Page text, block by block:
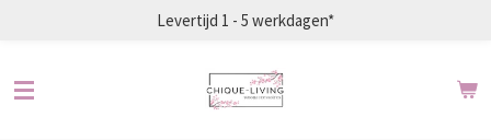
de
Levertijd 1 - 5 werkdagen*